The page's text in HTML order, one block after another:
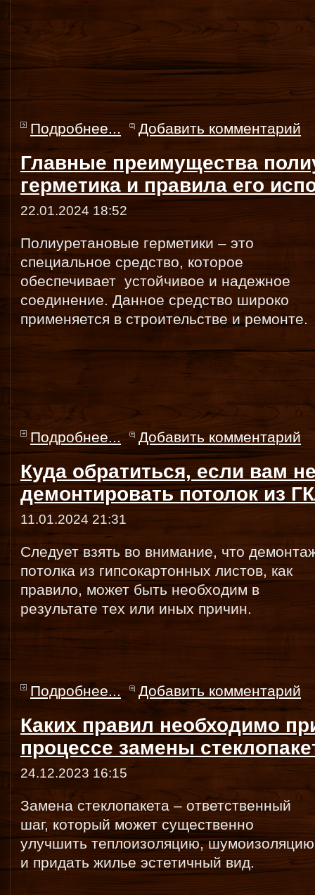
Подробнее... Добавить комментарий
Главные преимущества
герметика и правила его
22.01.2024 18:52
Полиуретановые герметики – это
специальное средство, которое
обеспечивает устойчивое и надежное
соединение. Данное средство широко
применяется в строительстве и ремонте.
Подробнее... Добавить комментарий
Куда обратиться, если вам
демонтировать потолок из
11.01.2024 21:31
Следует взять во внимание, что
потолка из гипсокартонных листов, как
правило, может быть необходим в
результате тех или иных причин.
Подробнее... Добавить комментарий
Каких правил необходимо
процессе замены
24.12.2023 16:15
Замена стеклопакета – ответственный
шаг, который может существенно
улучшить теплоизоляцию, шумоизоляцию
и придать жилье эстетичный вид.